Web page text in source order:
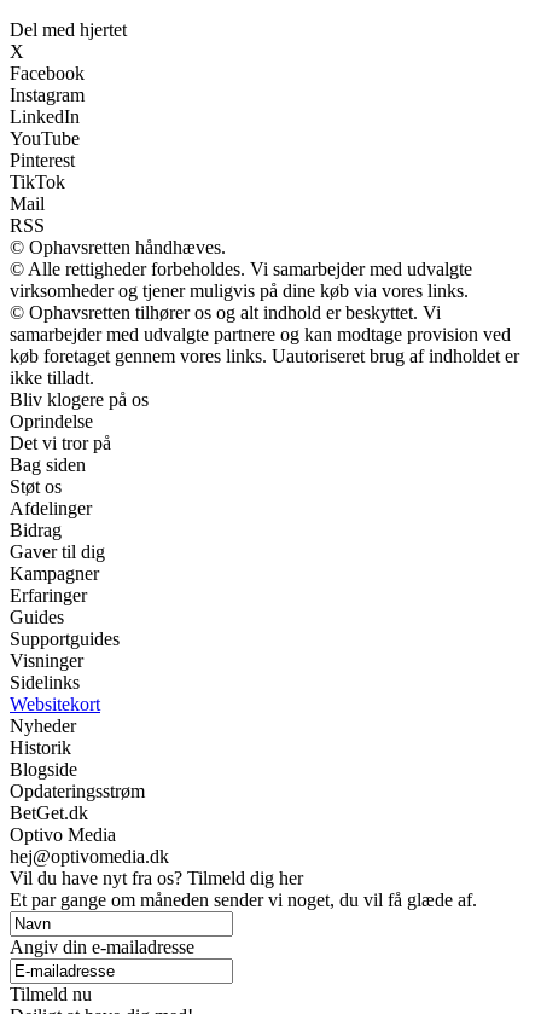
Del med hjertet
X
Facebook
Instagram
LinkedIn
YouTube
Pinterest
TikTok
Mail
RSS
© Ophavsretten håndhæves.
© Alle rettigheder forbeholdes. Vi samarbejder med udvalgte
virksomheder og tjener muligvis på dine køb via vores links.
© Ophavsretten tilhører os og alt indhold er beskyttet. Vi
samarbejder med udvalgte partnere og kan modtage provision ved
køb foretaget gennem vores links. Uautoriseret brug af indholdet er
ikke tilladt.
Bliv klogere på os
Oprindelse
Det vi tror på
Bag siden
Støt os
Afdelinger
Bidrag
Gaver til dig
Kampagner
Erfaringer
Guides
Supportguides
Visninger
Sidelinks
Websitekort
Nyheder
Historik
Blogside
Opdateringsstrøm
BetGet.dk
Optivo Media
hej@optivomedia.dk
Vil du have nyt fra os? Tilmeld dig her
Et par gange om måneden sender vi noget, du vil få glæde af.
Angiv din e-mailadresse
Tilmeld nu